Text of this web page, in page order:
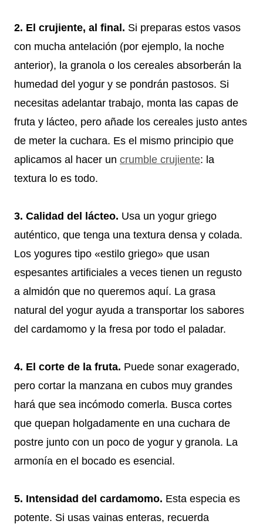
2. El crujiente, al final. Si preparas estos vasos
con mucha antelación (por ejemplo, la noche
anterior), la granola o los cereales absorberán la
humedad del yogur y se pondrán pastosos. Si
necesitas adelantar trabajo, monta las capas de
fruta y lácteo, pero añade los cereales justo antes
de meter la cuchara. Es el mismo principio que
aplicamos al hacer un crumble crujiente: la
textura lo es todo.
3. Calidad del lácteo. Usa un yogur griego
auténtico, que tenga una textura densa y colada.
Los yogures tipo «estilo griego» que usan
espesantes artificiales a veces tienen un regusto
a almidón que no queremos aquí. La grasa
natural del yogur ayuda a transportar los sabores
del cardamomo y la fresa por todo el paladar.
4. El corte de la fruta. Puede sonar exagerado,
pero cortar la manzana en cubos muy grandes
hará que sea incómodo comerla. Busca cortes
que quepan holgadamente en una cuchara de
postre junto con un poco de yogur y granola. La
armonía en el bocado es esencial.
5. Intensidad del cardamomo. Esta especia es
potente. Si usas vainas enteras, recuerda